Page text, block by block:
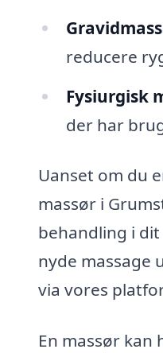
reducere
Fysiurgisk
der har
Uanset om du
massør i
behandling i
nyde massage
via vores
En massør